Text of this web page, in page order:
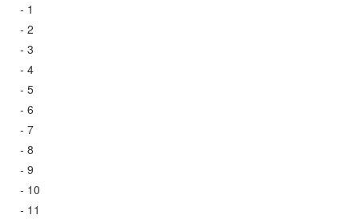
- 1
- 2
- 3
- 4
- 5
- 6
- 7
- 8
- 9
- 10
- 11